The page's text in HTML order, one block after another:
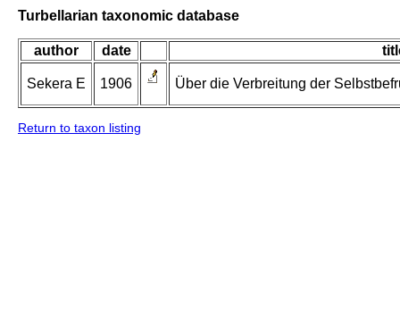
Turbellarian taxonomic database
author date
Sekera E 1906 Über die Verbreitung der
Return to taxon listing